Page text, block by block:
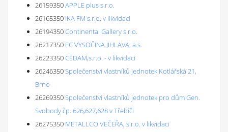
26159350APPLE plus s.r.o.
26165350 IKA FM s.r.o. v likvidaci
26194350Continental Gallery s.r.o.
26217350 FC VYSOČINA JIHLAVA, a.s.
26223350CEDAM,s.r.o. - v likvidaci
26246350Společenství vlastníků jednotek Kotlářská 21,
Brno
26269350Společenství vlastníků jednotek pro dům Gen.
Svobody čp. 626,627,628 v Třebíči
26275350 METALLCO VEČEŘA, s.r.o. v likvidaci